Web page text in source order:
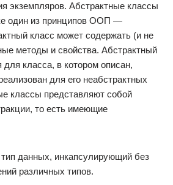
экземпляров. Абстрактные классы
один из принципов ООП —
класс может содержать (и не
методы и свойства. Абстрактный
для класса, в котором описан,
для его неабстрактных
классы представляют собой
то есть имеющие
данных, инкапсулирующий без
различных типов.